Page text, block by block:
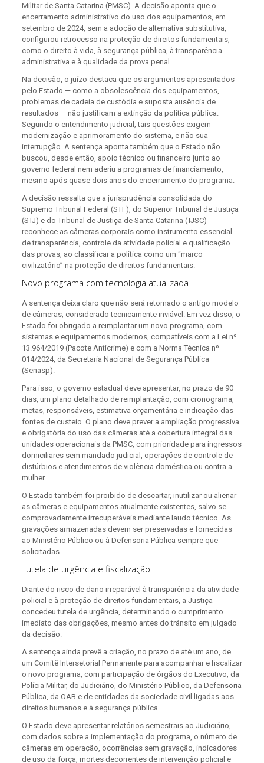
Militar de Santa Catarina (PMSC). A decisão aponta que o
encerramento administrativo do uso dos equipamentos, em
setembro de 2024, sem a adoção de alternativa substitutiva,
configurou retrocesso na proteção de direitos fundamentais,
como o direito à vida, à segurança pública, à transparência
administrativa e à qualidade da prova penal.
Na decisão, o juízo destaca que os argumentos apresentados
pelo Estado — como a obsolescência dos equipamentos,
problemas de cadeia de custódia e suposta ausência de
resultados — não justificam a extinção da política pública.
Segundo o entendimento judicial, tais questões exigem
modernização e aprimoramento do sistema, e não sua
interrupção. A sentença aponta também que o Estado não
buscou, desde então, apoio técnico ou financeiro junto ao
governo federal nem aderiu a programas de financiamento,
mesmo após quase dois anos do encerramento do programa.
A decisão ressalta que a jurisprudência consolidada do
Supremo Tribunal Federal (STF), do Superior Tribunal de Justiça
(STJ) e do Tribunal de Justiça de Santa Catarina (TJSC)
reconhece as câmeras corporais como instrumento essencial
de transparência, controle da atividade policial e qualificação
das provas, ao classificar a política como um “marco
civilizatório” na proteção de direitos fundamentais.
Novo programa com tecnologia atualizada
A sentença deixa claro que não será retomado o antigo modelo
de câmeras, considerado tecnicamente inviável. Em vez disso, o
Estado foi obrigado a reimplantar um novo programa, com
sistemas e equipamentos modernos, compatíveis com a Lei nº
13.964/2019 (Pacote Anticrime) e com a Norma Técnica nº
014/2024, da Secretaria Nacional de Segurança Pública
(Senasp).
Para isso, o governo estadual deve apresentar, no prazo de 90
dias, um plano detalhado de reimplantação, com cronograma,
metas, responsáveis, estimativa orçamentária e indicação das
fontes de custeio. O plano deve prever a ampliação progressiva
e obrigatória do uso das câmeras até a cobertura integral das
unidades operacionais da PMSC, com prioridade para ingressos
domiciliares sem mandado judicial, operações de controle de
distúrbios e atendimentos de violência doméstica ou contra a
mulher.
O Estado também foi proibido de descartar, inutilizar ou alienar
as câmeras e equipamentos atualmente existentes, salvo se
comprovadamente irrecuperáveis mediante laudo técnico. As
gravações armazenadas devem ser preservadas e fornecidas
ao Ministério Público ou à Defensoria Pública sempre que
solicitadas.
Tutela de urgência e fiscalização
Diante do risco de dano irreparável à transparência da atividade
policial e à proteção de direitos fundamentais, a Justiça
concedeu tutela de urgência, determinando o cumprimento
imediato das obrigações, mesmo antes do trânsito em julgado
da decisão.
A sentença ainda prevê a criação, no prazo de até um ano, de
um Comitê Intersetorial Permanente para acompanhar e fiscalizar
o novo programa, com participação de órgãos do Executivo, da
Polícia Militar, do Judiciário, do Ministério Público, da Defensoria
Pública, da OAB e de entidades da sociedade civil ligadas aos
direitos humanos e à segurança pública.
O Estado deve apresentar relatórios semestrais ao Judiciário,
com dados sobre a implementação do programa, o número de
câmeras em operação, ocorrências sem gravação, indicadores
de uso da força, mortes decorrentes de intervenção policial e